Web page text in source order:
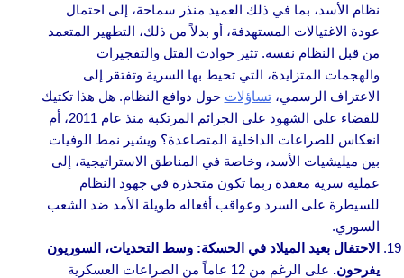
نظام الأسد، بما في ذلك العميد منذر سماحة، إلى احتمال
عودة الاغتيالات المستهدفة، أو بدلاً من ذلك، التطهير المتعمد
من قبل النظام نفسه. تثير حوادث القتل والتفجيرات
والهجمات المتزايدة، التي تحيط بها السرية وتفتقر إلى
الاعتراف الرسمي،تساؤلات حول دوافع النظام. هل هذا تكتيك
للقضاء على الشهود على الجرائم المرتكبة منذ عام 2011، أم
انعكاس للصراعات الداخلية المتصاعدة؟ ويشير نمط الوفيات
بين ميليشيات الأسد، وخاصة في المناطق الاستراتيجية، إلى
عملية سرية معقدة ربما تكون متجذرة في جهود النظام
للسيطرة على السرد وعواقب أفعاله طويلة الأمد ضد الشعب
السوري.
الاحتفال بعيد الميلاد في الحسكة: وسط التحديات، السوريون
يفرحون.
على الرغم من 12 عاماً من الصراعات العسكرية